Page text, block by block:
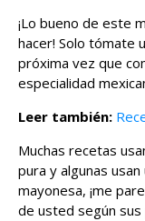
¡Lo bueno de este
hacer! Solo tómate
próxima vez que
especialidad
Leer también:
Muchas recetas
pura y algunas
mayonesa, ¡me
de usted según